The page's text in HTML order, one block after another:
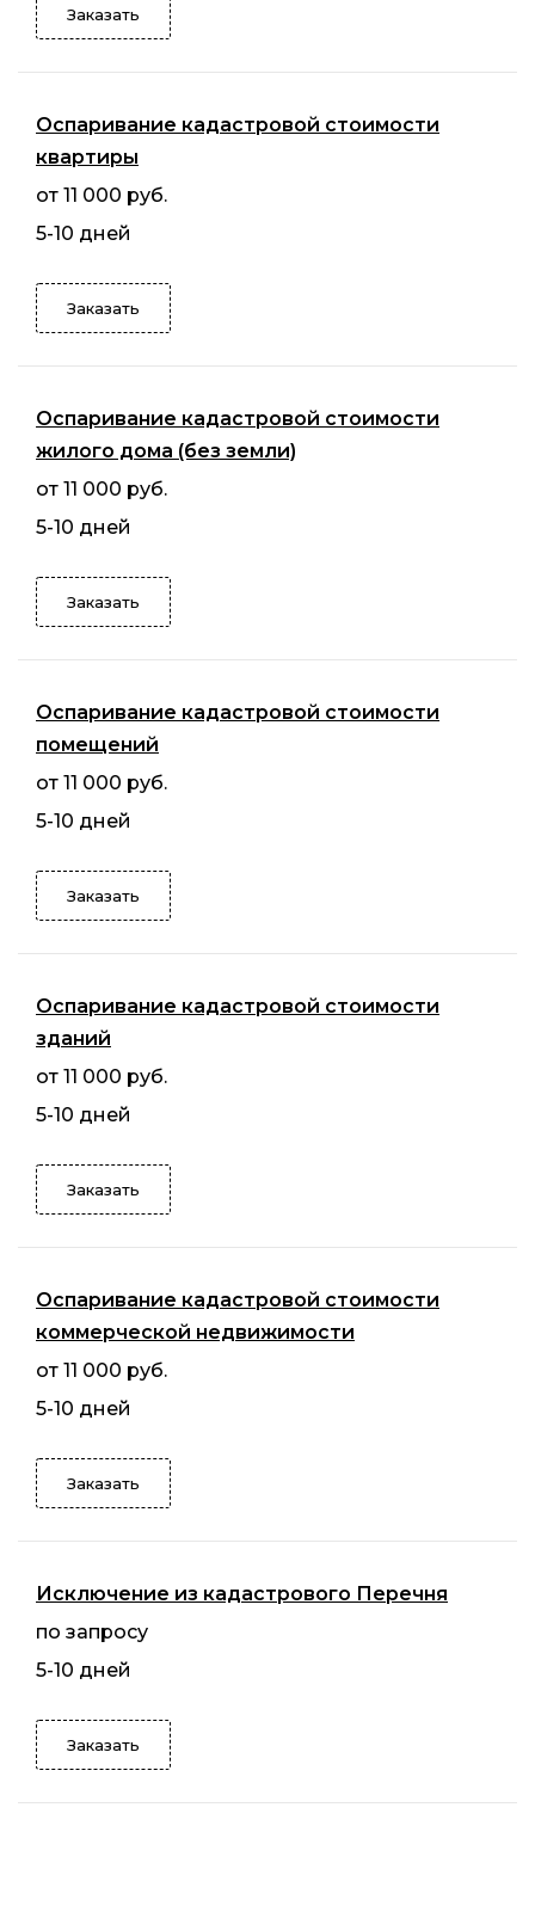
Заказать
Оспаривание кадастровой стоимости
квартиры
от 11 000 руб.
5-10 дней
Заказать
Оспаривание кадастровой стоимости
жилого дома (без земли)
от 11 000 руб.
5-10 дней
Заказать
Оспаривание кадастровой стоимости
помещений
от 11 000 руб.
5-10 дней
Заказать
Оспаривание кадастровой стоимости
зданий
от 11 000 руб.
5-10 дней
Заказать
Оспаривание кадастровой стоимости
коммерческой недвижимости
от 11 000 руб.
5-10 дней
Заказать
Исключение из кадастрового Перечня
по запросу
5-10 дней
Заказать